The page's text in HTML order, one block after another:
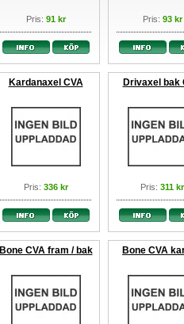
Pris: 91 kr Pris: 93 kr
Kardanaxel CVA
Pris: 336 kr
Drivaxel bak
Pris: 311 kr
Bone CVA fram / bak Bone CVA